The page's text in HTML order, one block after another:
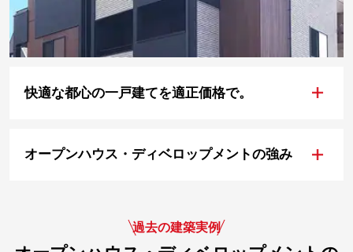
快適な都心の一戸建てを適正価格で。 +
オープンハウス・ディベロップメントの強み +
過去の建築実例